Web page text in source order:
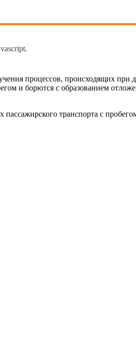
процессов, происходящих при
и борются с образованием
транспорта с